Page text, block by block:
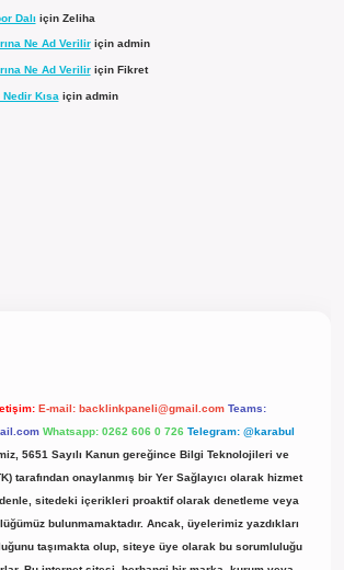
Dalı için Zeliha
Ne Ad Veriliriçin admin
Ne Ad Veriliriçin Fikret
Kısa için admin
E-mail: backlinkpaneli@gmail.com Teams:
Whatsapp: 0262 606 0 726 Telegram: @karabul
5651 Sayılı Kanun gereğince Bilgi Teknolojileri ve
tarafından onaylanmış bir Yer Sağlayıcı olarak hizmet
sitedeki içerikleri proaktif olarak denetleme veya
bulunmamaktadır. Ancak, üyelerimiz yazdıkları
taşımakta olup, siteye üye olarak bu sorumluluğu